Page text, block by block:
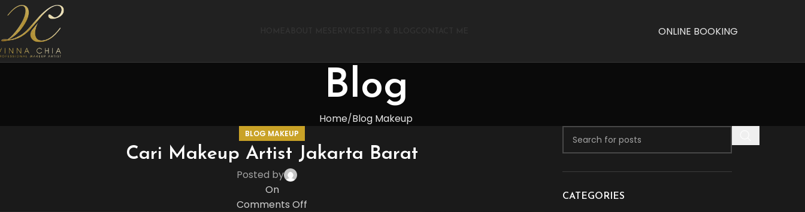
ONLINE BOOKING
Blog
Home Blog Makeup
BLOG MAKEUP
Cari Makeup Artist Jakarta Barat
Posted by
On
Comments Off
CATEGORIES